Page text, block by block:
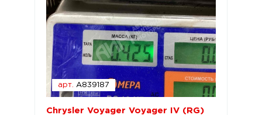
арт. A839187
Chrysler Voyager Voyager IV (RG)